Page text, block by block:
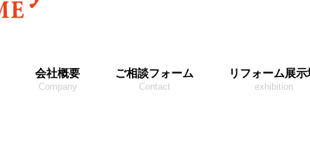
会社概要
Company
ご相談フォーム
Contact
リフォーム展示
exhibition